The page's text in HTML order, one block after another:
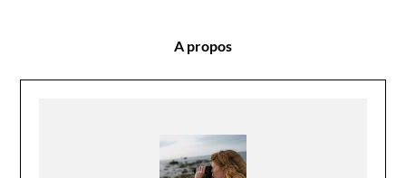
A propos